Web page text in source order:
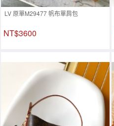
LV 原單M29477 帆布單肩包
NT$3600